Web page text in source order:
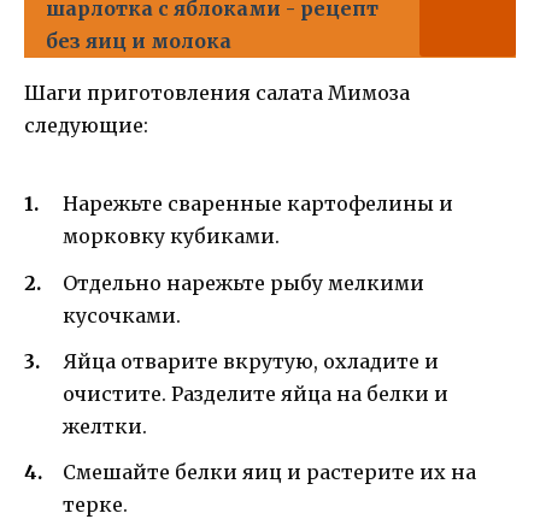
шарлотка с яблоками - рецепт
без яиц и молока
Шаги приготовления салата Мимоза
следующие:
Нарежьте сваренные картофелины и
морковку кубиками.
Отдельно нарежьте рыбу мелкими
кусочками.
Яйца отварите вкрутую, охладите и
очистите. Разделите яйца на белки и
желтки.
Смешайте белки яиц и растерите их на
терке.